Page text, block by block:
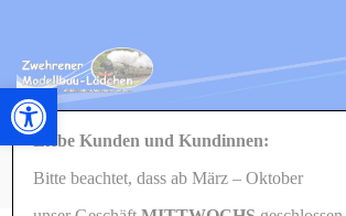
Werkzeugleiste öffnen
springen
HOME
Startseite Modellautos
1:87/H0
042499 Pritschenkipper (Magirus) –
Liebe Kunden und Kundinnen:
Bitte beachtet, dass ab März – Oktober